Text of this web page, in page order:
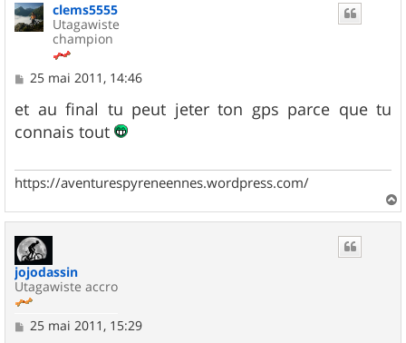
clems5555
Utagawiste
champion
M
s
s
a
25 mai 2011, 14:46
et au final tu peut jeter ton gps parce que tu
connais tout
https://aventurespyreneennes.wordpress.com/
a
jojodassin
Utagawiste accro
M
25 mai 2011, 15:29